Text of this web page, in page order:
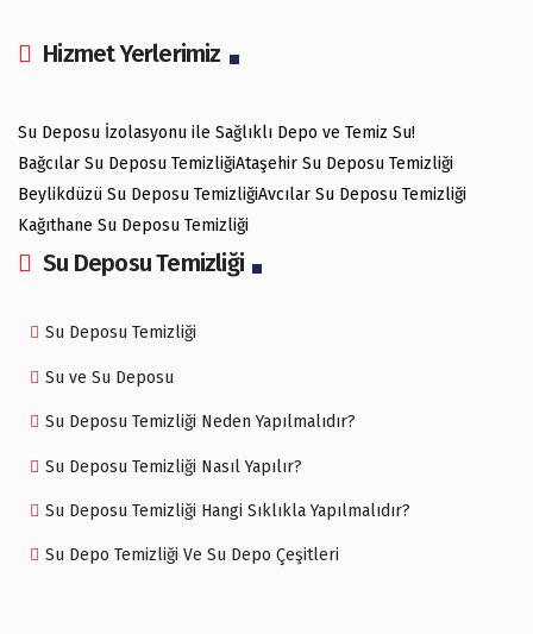
Hizmet Yerlerimiz
Su Deposu İzolasyonu ile Sağlıklı Depo ve Temiz Su!
Bağcılar Su Deposu TemizliğiAtaşehir Su Deposu Temizliği
Beylikdüzü Su Deposu TemizliğiAvcılar Su Deposu Temizliği
Kağıthane Su Deposu Temizliği
Su Deposu Temizliği
Su Deposu Temizliği
Su ve Su Deposu
Su Deposu Temizliği Neden Yapılmalıdır?
Su Deposu Temizliği Nasıl Yapılır?
Su Deposu Temizliği Hangi Sıklıkla Yapılmalıdır?
Su Depo Temizliği Ve Su Depo Çeşitleri